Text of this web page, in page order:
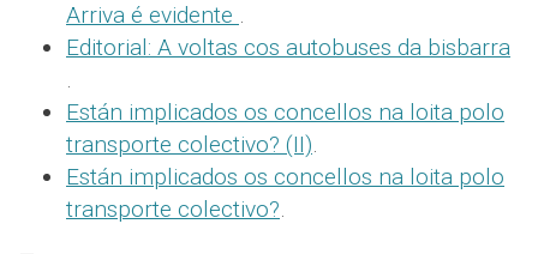
Arriva é evidente .
Editorial: A voltas cos autobuses da bisbarra
.
Están implicados os concellos na loita polo
transporte colectivo? (II).
Están implicados os concellos na loita polo
transporte colectivo?.